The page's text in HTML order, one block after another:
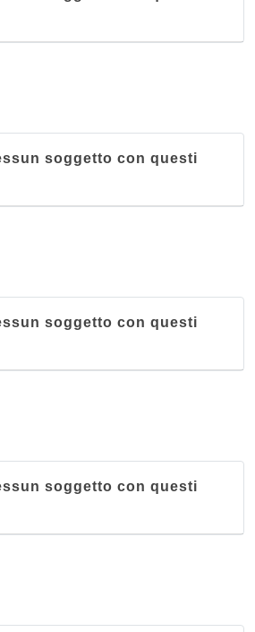
soggetto con questi
soggetto con questi
soggetto con questi